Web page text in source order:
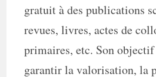
gratuit à des publications
revues, livres, actes de
primaires, etc. Son
garantir la valorisation, la